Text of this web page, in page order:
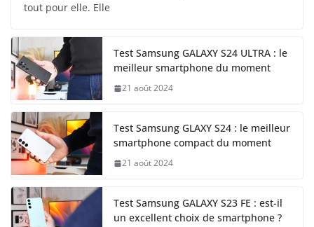
tout pour elle. Elle
Test Samsung GALAXY S24 ULTRA : le
meilleur smartphone du moment
21 août 2024
Test Samsung GLAXY S24 : le meilleur
smartphone compact du moment
21 août 2024
Test Samsung GALAXY S23 FE : est-il
un excellent choix de smartphone ?